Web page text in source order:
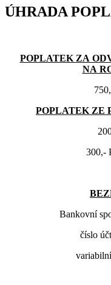
ÚHRADA
POPLATEK ZA
NA
POPLATEK ZE
300,-
Bankovní
číslo